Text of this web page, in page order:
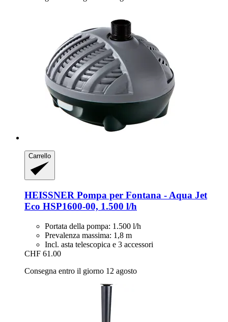
Carrello
HEISSNER Pompa per Fontana -​ Aqua Jet
Eco HSP1600-​00, 1.500 l/h
Portata della pompa: 1.500 l/h
Prevalenza massima: 1,8 m
Incl. asta telescopica e 3 accessori
CHF 61.00
Consegna entro il giorno 12 agosto